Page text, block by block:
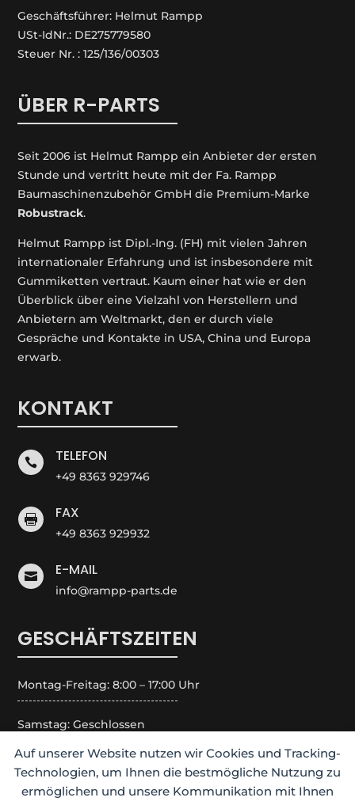
Auf unserer Website nutzen wir Cookies und Tracking-
Technologien, um Ihnen die bestmögliche Nutzung zu
ermöglichen und unsere Kommunikation mit Ihnen
Geschäftsführer: Helmut Rampp
USt-IdNr.: DE275779580
Steuer Nr. : 125/136/00303
ÜBER R-PARTS
Seit 2006 ist Helmut Rampp ein An­bieter der ersten
Stunde und vertritt heute mit der Fa. Rampp
Baumaschinenzubehör GmbH die Premium-Marke
Robustrack.
Helmut Rampp ist Dipl.-Ing. (FH) mit vielen Jahren
internationaler Erfahrung und ist insbesondere mit
Gummiketten vertraut. Kaum einer hat wie er den
Überblick über eine Vielzahl von Herstellern und
Anbietern am Weltmarkt, den er durch viele
Gespräche und Kontakte in USA, China und Europa
erwarb.
KONTAKT
 TELEFON
+49 8363 929746
 FAX
+49 8363 929932
 E-MAIL
info@rampp-parts.de
GESCHÄFTSZEITEN
Montag-Freitag: 8:00 – 17:00 Uhr
Samstag: Geschlossen
Sonntag: Geschlossen